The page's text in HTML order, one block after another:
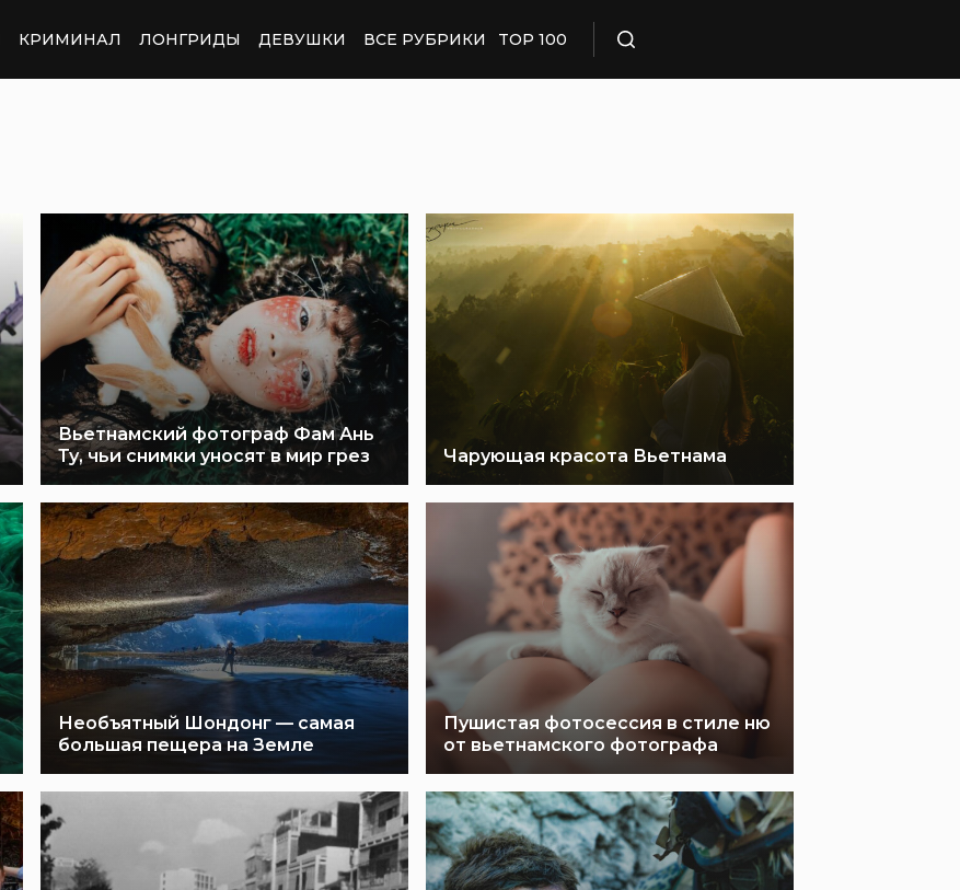
КРИМИНАЛ ЛОНГРИДЫ ДЕВУШКИ ВСЕ РУБРИКИ TOP 100
Вьетнамский фотограф Фам Ань
Ту, чьи снимки уносят в мир грез
Чарующая красота Вьетнама
Необъятный Шондонг — самая
большая пещера на Земле
Пушистая фотосессия в стиле ню
от вьетнамского фотографа